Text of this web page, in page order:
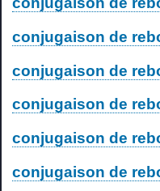
conjugaison de
conjugaison de
conjugaison de
conjugaison de
conjugaison de